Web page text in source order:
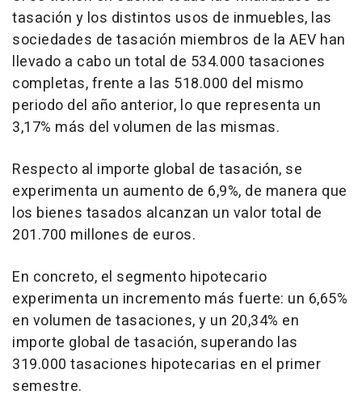
tasación y los distintos usos de inmuebles, las
sociedades de tasación miembros de la AEV han
llevado a cabo un total de 534.000 tasaciones
completas, frente a las 518.000 del mismo
periodo del año anterior, lo que representa un
3,17% más del volumen de las mismas.
Respecto al importe global de tasación, se
experimenta un aumento de 6,9%, de manera que
los bienes tasados alcanzan un valor total de
201.700 millones de euros.
En concreto, el segmento hipotecario
experimenta un incremento más fuerte: un 6,65%
en volumen de tasaciones, y un 20,34% en
importe global de tasación, superando las
319.000 tasaciones hipotecarias en el primer
semestre.